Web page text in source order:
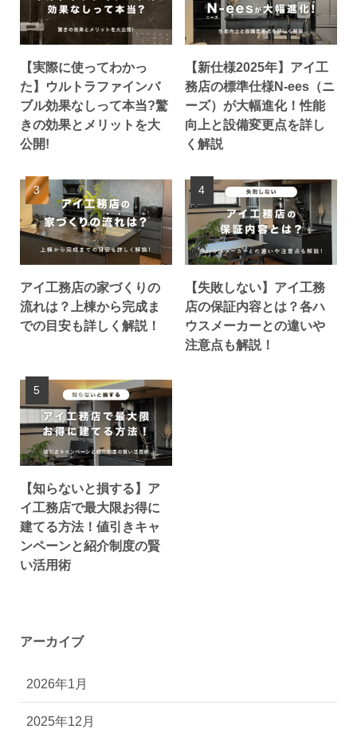
【実際に使ってわかっ
た】ウルトラファインバ
ブル効果なしって本当?驚
きの効果とメリットを大
公開!
【新仕様2025年】アイ工
務店の標準仕様N‑ees（ニ
ーズ）が大幅進化！性能
向上と設備変更点を詳し
く解説
アイ工務店の家づくりの
流れは？上棟から完成ま
での目安も詳しく解説！
【失敗しない】アイ工務
店の保証内容とは？各ハ
ウスメーカーとの違いや
注意点も解説！
【知らないと損する】ア
イ工務店で最大限お得に
建てる方法！値引きキャ
ンペーンと紹介制度の賢
い活用術
アーカイブ
2026年1月
2025年12月